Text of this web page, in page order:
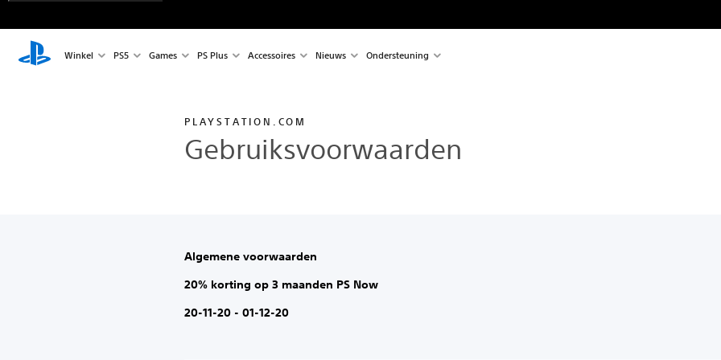
Winkel PS5 Games PS Plus Accessoires Nieuws Ondersteuning
PLAYSTATION.COM
Gebruiksvoorwaarden
Algemene voorwaarden
20% korting op 3 maanden PS Now
20-11-20 - 01-12-20